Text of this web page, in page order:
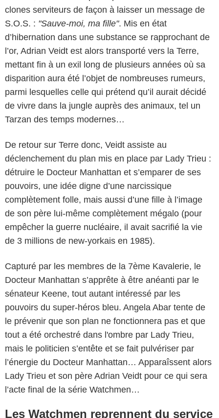
clones serviteurs de façon à laisser un message de
S.O.S. : "Sauve-moi, ma fille". Mis en état
d’hibernation dans une substance se rapprochant de
l’or, Adrian Veidt est alors transporté vers la Terre,
mettant fin à un exil long de plusieurs années où sa
disparition aura été l’objet de nombreuses rumeurs,
parmi lesquelles celle qui prétend qu’il aurait décidé
de vivre dans la jungle auprès des animaux, tel un
Tarzan des temps modernes…
De retour sur Terre donc, Veidt assiste au
déclenchement du plan mis en place par Lady Trieu :
détruire le Docteur Manhattan et s’emparer de ses
pouvoirs, une idée digne d’une narcissique
complètement folle, mais aussi d’une fille à l’image
de son père lui-même complètement mégalo (pour
empêcher la guerre nucléaire, il avait sacrifié la vie
de 3 millions de new-yorkais en 1985).
Capturé par les membres de la 7ème Kavalerie, le
Docteur Manhattan s’apprête à être anéanti par le
sénateur Keene, tout autant intéressé par les
pouvoirs du super-héros bleu. Angela Abar tente de
le prévenir que son plan ne fonctionnera pas et que
tout a été orchestré dans l'ombre par Lady Trieu,
mais le politicien s’entête et se fait pulvériser par
l’énergie du Docteur Manhattan… Apparaîssent alors
Lady Trieu et son père Adrian Veidt pour ce qui sera
l’acte final de la série Watchmen…
Les Watchmen reprennent du service